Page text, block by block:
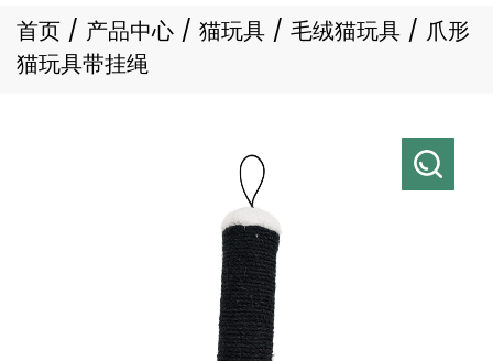
首页 / 产品中心 / 猫玩具 / 毛绒猫玩具 / 爪形
猫玩具带挂绳